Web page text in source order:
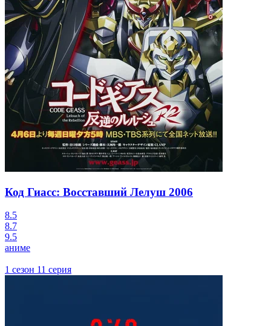
Код Гиасс: Восставший Лелуш 2006
8.5
8.7
9.5
аниме
1 сезон 11 серия